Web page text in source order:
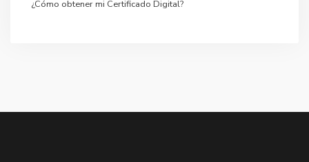
¿Cómo obtener mi Certificado Digital?